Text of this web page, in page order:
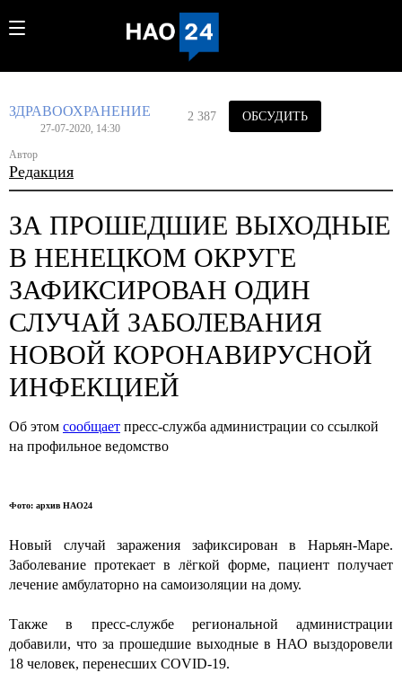
ЗДРАВООХРАНЕНИЕ
27-07-2020, 14:30
Автор
Редакция
2 387 ОБСУДИТЬ
ЗА ПРОШЕДШИЕ ВЫХОДНЫЕ
В НЕНЕЦКОМ ОКРУГЕ
ЗАФИКСИРОВАН ОДИН
СЛУЧАЙ ЗАБОЛЕВАНИЯ
НОВОЙ КОРОНАВИРУСНОЙ
ИНФЕКЦИЕЙ
Об этом сообщает пресс-служба администрации со ссылкой
на профильное ведомство
Фото: архив НАО24
Новый случай заражения зафиксирован в Нарьян-Маре.
Заболевание протекает в лёгкой форме, пациент получает
лечение амбулаторно на самоизоляции на дому.
Также в пресс-службе региональной администрации
добавили, что за прошедшие выходные в НАО выздоровели
18 человек, перенесших COVID-19.